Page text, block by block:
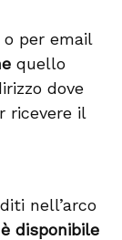
per email
quello
dove
ricevere il
nell’arco
disponibile